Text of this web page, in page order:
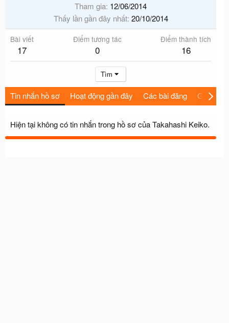
Tham gia 12/06/2014
Thấy lần gần đây nhất 20/10/2014
Bài viết
17
Điểm tương tác
0
Điểm thành tích
16
Tìm
Tin nhắn hồ sơ Hoạt động gần đây Các bài đăng Giới thiệu
Hiện tại không có tin nhắn trong hồ sơ của Takahashi Keiko.